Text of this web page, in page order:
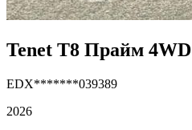
Tenet T8 Прайм 4WD
EDX*******039389
2026